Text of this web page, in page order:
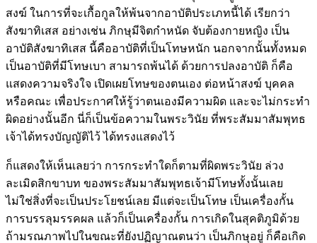
สงฆ์ ในการที่จะเกื้อกูลให้พ้นจากอาบัติประเภทนี้ได้ เรียกว่า
สังฆาทิเสส อย่างเช่น ภิกษุมีจิตกำหนัด จับต้องกายหญิง เป็น
อาบัติสังฆาทิเสส นี้คืออาบัติที่เป็นโทษหนัก นอกจากนั้นทั้งหมด
เป็นอาบัติที่มีโทษเบา สามารถพ้นได้ ด้วยการปลงอาบัติ ก็คือ
แสดงความจริงใจ เปิดเผยโทษของตนเอง ต่อหน้าสงฆ์ บุคคล
หรือคณะ เพื่อประกาศให้รู้ว่าตนเองมีความผิด และจะไม่กระทำ
ผิดอย่างนั้นอีก นี่ก็เป็นข้อความในพระวินัย ที่พระสัมมาสัมพุทธ
เจ้าได้ทรงบัญญัติไว้ ได้ทรงแสดงไว้
ก็แสดงให้เห็นเลยว่า การกระทำใดก็ตามที่ผิดพระวินัย ล่วง
ละเมิดสิกขาบท ของพระสัมมาสัมพุทธเจ้ามีโทษทั้งนั้นเลย
ไม่ใช่สิ่งที่จะเป็นประโยชน์เลย มีแต่จะเป็นโทษ เป็นเครื่องกั้น
การบรรลุมรรคผล แล้วก็เป็นเครื่องกั้น การเกิดในสุคติภูมิด้วย
ถ้ามรณภาพไปในขณะที่ยังปฏิญาณตนว่า เป็นภิกษุอยู่ ก็คือเกิด